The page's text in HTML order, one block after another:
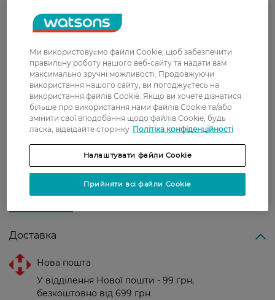
Підходить для:
Миття підлоги, кахлю, паркету, керамічної
плитки та інших твердих поверхонь.
Країна-виробник:Україна
Рейтинг та відгуки
0 0 відгуків
Доставка
Нова пошта
У відділення Нової пошти - 99 грн,
безкоштовно від 699 грн
Ми використовуємо файли Cookie, щоб забезпечити
правильну роботу нашого веб-сайту та надати вам
максимально зручні можливості. Продовжуючи
використання нашого сайту, ви погоджуєтесь на
використання файлів Cookie. Якщо ви хочете дізнатися
більше про використання нами файлів Cookie та/або
змінити свої вподобання щодо файлів Cookie, будь
ласка, відвідайте сторінку Політіка конфіденційності
Налаштувати файли Cookie
Прийняти всі файли Cookie